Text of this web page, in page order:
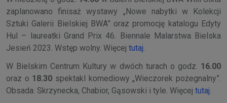
zaplanowano finisaż wystawy „Nowe nabytki w Kolekcji
Sztuki Galerii Bielskiej BWA” oraz promocję katalogu Edyty
Hul – laureatki Grand Prix 46. Biennale Malarstwa Bielska
Jesień 2023. Wstęp wolny. Więcej tutaj
W Bielskim Centrum Kultury w dwóch turach o godz. 16.00
oraz o 18.30 spektakl komediowy „Wieczorek pożegnalny”.
Obsada: Skrzynecka, Chabior, Gąsowski i tyle. Więcej tutaj